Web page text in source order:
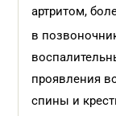
артритом,
в
проявления
спины и